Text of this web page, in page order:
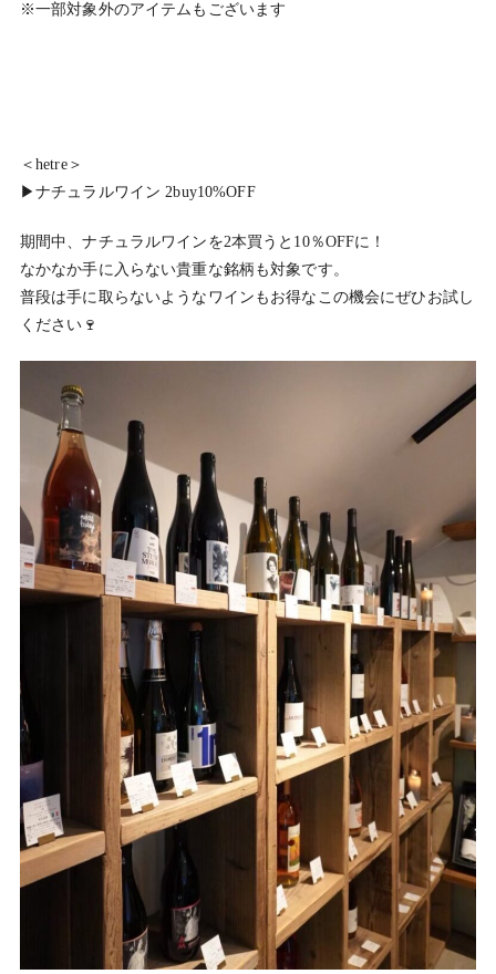
※一部対象外のアイテムもございます
＜hetre＞
▶︎ナチュラルワイン 2buy10%OFF
期間中、ナチュラルワインを2本買うと10％OFFに！
なかなか手に入らない貴重な銘柄も対象です。
普段は手に取らないようなワインもお得なこの機会にぜひお試し
ください🍷